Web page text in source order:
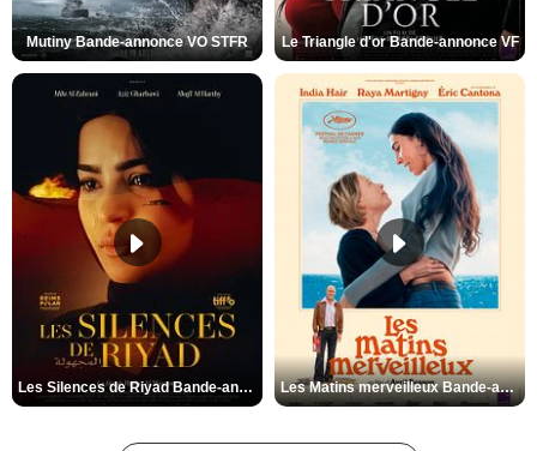
Mutiny Bande-annonce VO STFR Le Triangle d'or Bande-annonce VF
Les Silences de Riyad Bande-annonce VO STFR Les Matins merveilleux Bande-annonce VF